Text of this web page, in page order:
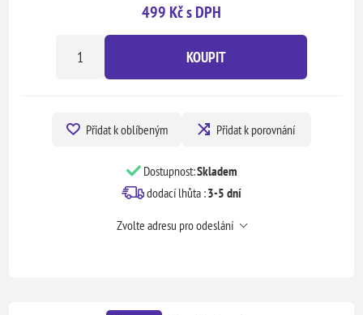
499 Kč s DPH
KOUPIT
Přidat k oblíbeným Přidat k porovnání
Dostupnost:Skladem
dodací lhůta :3-5 dní
Zvolte adresu pro odeslání